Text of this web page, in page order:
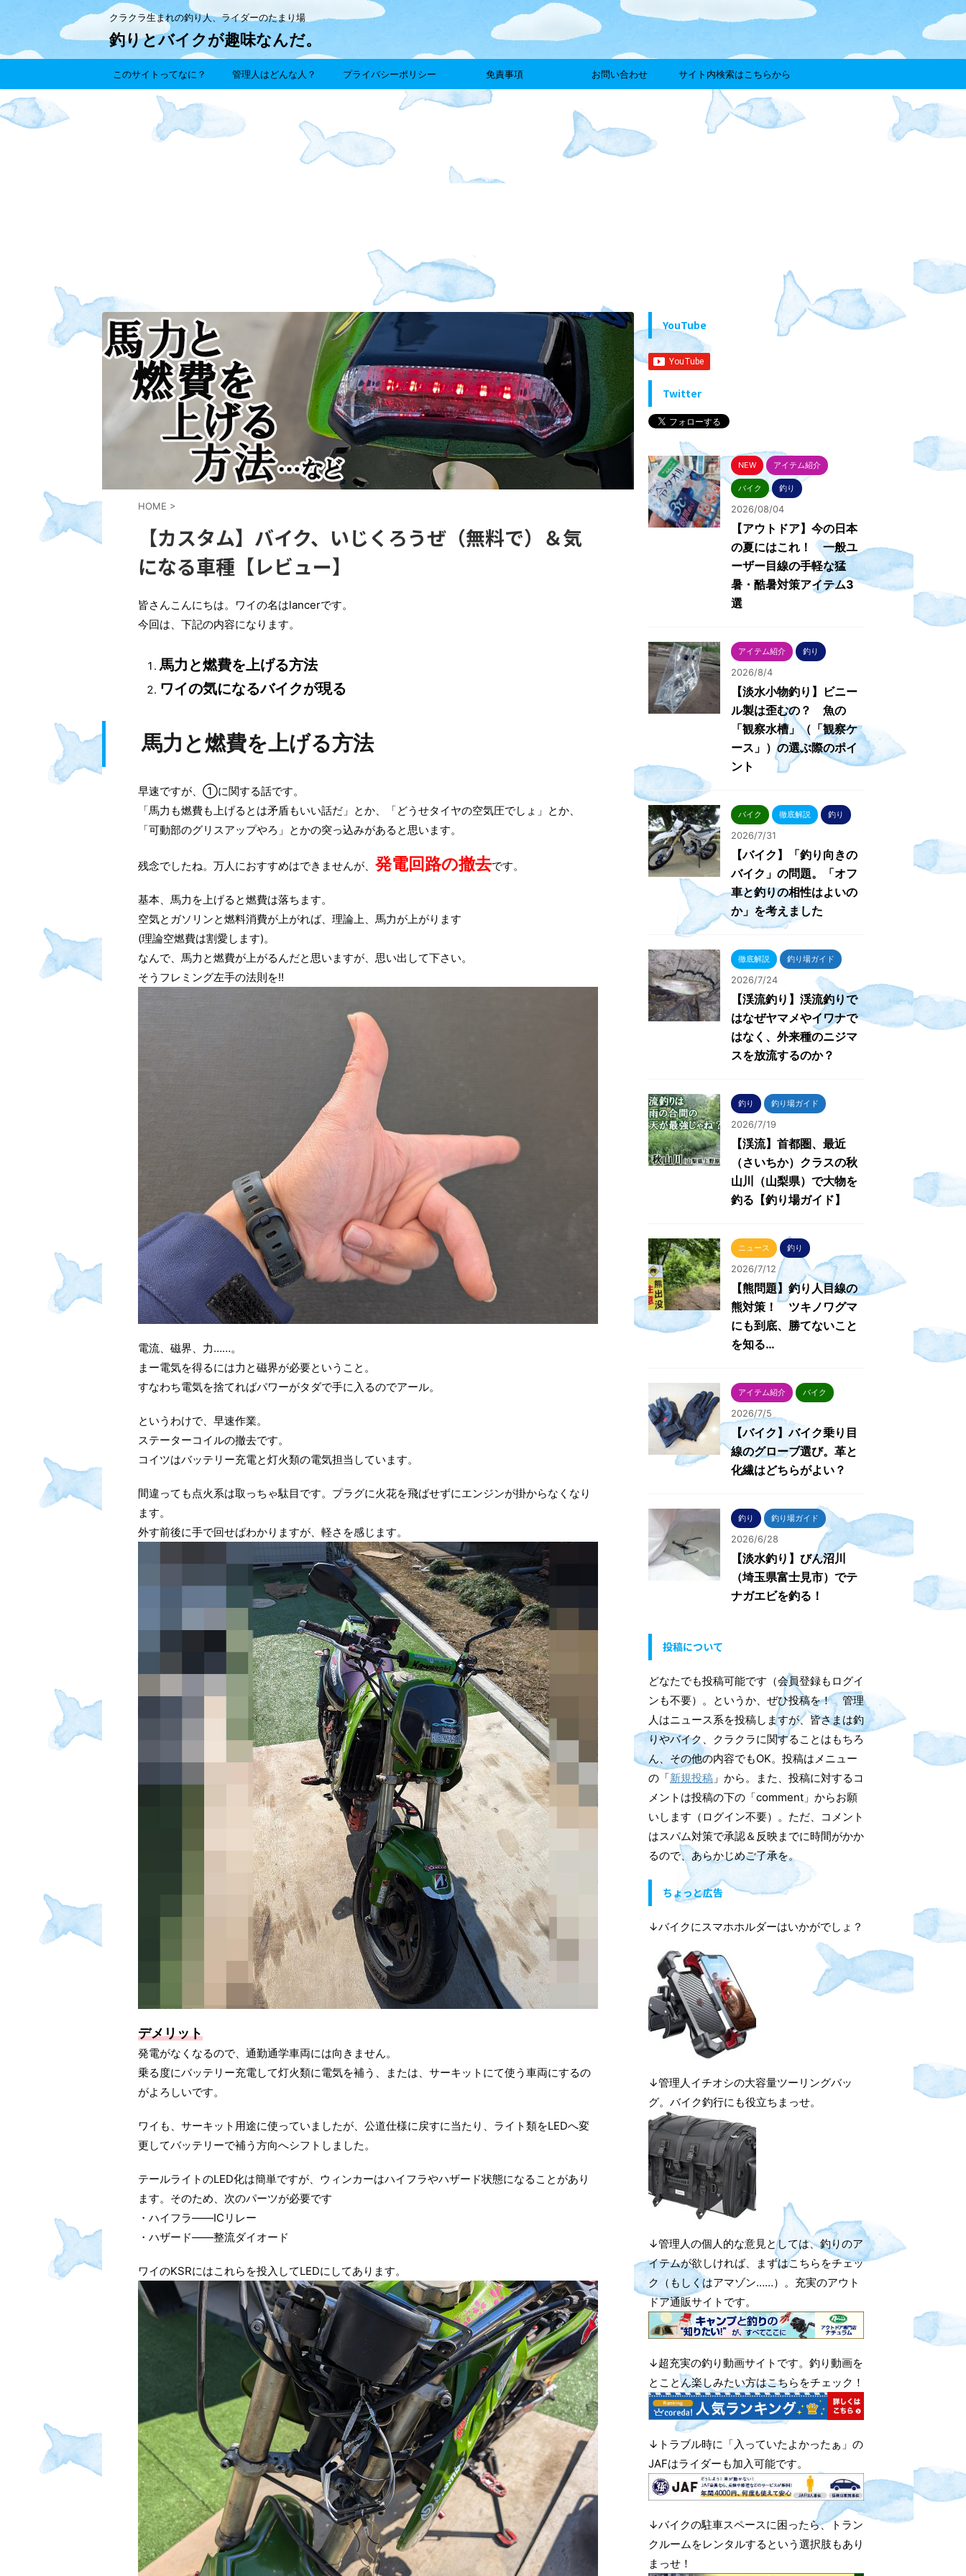
クラクラ生まれの釣り人、ライダーのたまり場
釣りとバイクが趣味なんだ。
このサイトってなに？ 管理人はどんな人？ プライバシーポリシー 免責事項 お問い合わせ サイト内検索はこちらから
HOME >
【カスタム】バイク、いじくろうぜ（無料で）＆気
になる車種【レビュー】
皆さんこんにちは。ワイの名はlancerです。
今回は、下記の内容になります。
馬力と燃費を上げる方法
ワイの気になるバイクが現る
馬力と燃費を上げる方法
早速ですが、①に関する話です。
「馬力も燃費も上げるとは矛盾もいい話だ」とか、「どうせタイヤの空気圧でしょ」とか、
「可動部のグリスアップやろ」とかの突っ込みがあると思います。
残念でしたね。万人におすすめはできませんが、 発電回路の撤去です。
基本、馬力を上げると燃費は落ちます。
空気とガソリンと燃料消費が上がれば、理論上、馬力が上がります
(理論空燃費は割愛します)。
なんで、馬力と燃費が上がるんだと思いますが、思い出して下さい。
そうフレミング左手の法則を!!
電流、磁界、力……。
まー電気を得るには力と磁界が必要ということ。
すなわち電気を捨てればパワーがタダで手に入るのでアール。
というわけで、早速作業。
ステーターコイルの撤去です。
コイツはバッテリー充電と灯火類の電気担当しています。
間違っても点火系は取っちゃ駄目です。プラグに火花を飛ばせずにエンジンが掛からなくなり
ます。
外す前後に手で回せばわかりますが、軽さを感じます。
デメリット
発電がなくなるので、通勤通学車両には向きません。
乗る度にバッテリー充電して灯火類に電気を補う、または、サーキットにて使う車両にするの
がよろしいです。
ワイも、サーキット用途に使っていましたが、公道仕様に戻すに当たり、ライト類をLEDへ変
更してバッテリーで補う方向へシフトしました。
テールライトのLED化は簡単ですが、ウィンカーはハイフラやハザード状態になることがあり
ます。そのため、次のパーツが必要です
・ハイフラ――ICリレー
・ハザード――整流ダイオード
ワイのKSRにはこれらを投入してLEDにしてあります。
YouTube
Twitter
NEW アイテム紹介
バイク 釣り
2026/08/04
【アウトドア】今の日本
の夏にはこれ！ 一般ユ
ーザー目線の手軽な猛
暑・酷暑対策アイテム3
選
アイテム紹介 釣り
2026/8/4
【淡水小物釣り】ビニー
ル製は歪むの？ 魚の
「観察水槽」（「観察ケ
ース」）の選ぶ際のポイ
ント
バイク 徹底解説 釣り
2026/7/31
【バイク】「釣り向きの
バイク」の問題。「オフ
車と釣りの相性はよいの
か」を考えました
徹底解説 釣り場ガイド
2026/7/24
【渓流釣り】渓流釣りで
はなぜヤマメやイワナで
はなく、外来種のニジマ
スを放流するのか？
釣り 釣り場ガイド
2026/7/19
【渓流】首都圏、最近
（さいちか）クラスの秋
山川（山梨県）で大物を
釣る【釣り場ガイド】
ニュース 釣り
2026/7/12
【熊問題】釣り人目線の
熊対策！ ツキノワグマ
にも到底、勝てないこと
を知る…
アイテム紹介 バイク
2026/7/5
【バイク】バイク乗り目
線のグローブ選び。革と
化繊はどちらがよい？
釣り 釣り場ガイド
2026/6/28
【淡水釣り】びん沼川
（埼玉県富士見市）でテ
ナガエビを釣る！
投稿について
どなたでも投稿可能です（会員登録もログイ
ンも不要）。というか、ぜひ投稿を！ 管理
人はニュース系を投稿しますが、皆さまは釣
りやバイク、クラクラに関することはもちろ
ん、その他の内容でもOK。投稿はメニュー
の「新規投稿 」から。また、投稿に対するコ
メントは投稿の下の「comment」からお願
いします（ログイン不要）。ただ、コメント
はスパム対策で承認＆反映までに時間がかか
るので、あらかじめご了承を。
ちょっと広告
↓バイクにスマホホルダーはいかがでしょ？
↓管理人イチオシの大容量ツーリングバッ
グ。バイク釣行にも役立ちまっせ。
↓管理人の個人的な意見としては、釣りのア
イテムが欲しければ、まずはこちらをチェッ
ク（もしくはアマゾン……）。充実のアウト
ドア通販サイトです。
↓超充実の釣り動画サイトです。釣り動画を
とことん楽しみたい方はこちらをチェック！
↓トラブル時に「入っていたよかったぁ」の
JAFはライダーも加入可能です。
↓バイクの駐車スペースに困ったら、トラン
クルームをレンタルするという選択肢もあり
まっせ！